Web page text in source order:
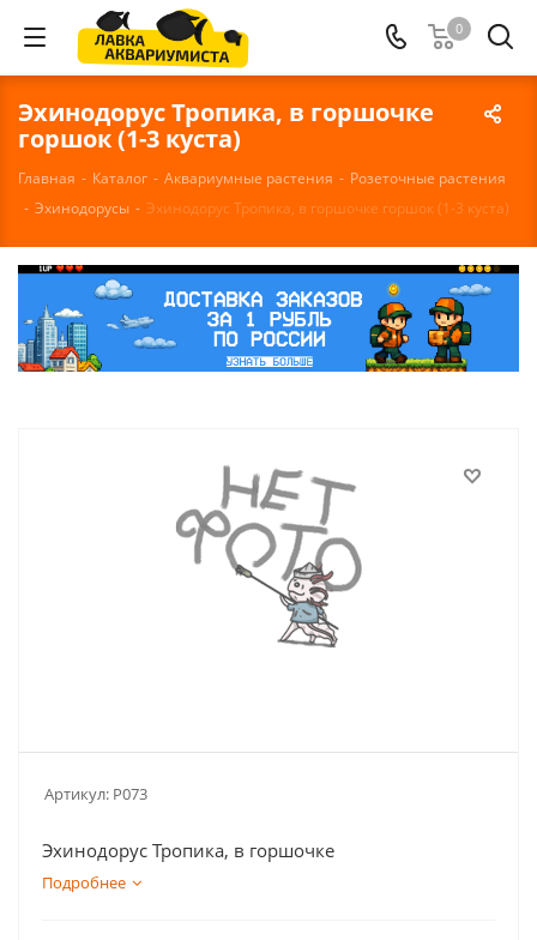
0
Эхинодорус Тропика, в горшочке
горшок (1-3 куста)
Главная - Каталог - Аквариумные растения - Розеточные растения
- Эхинодорусы - Эхинодорус Тропика, в горшочке горшок (1-3 куста)
Артикул: Р073
Эхинодорус Тропика, в горшочке
Подробнее